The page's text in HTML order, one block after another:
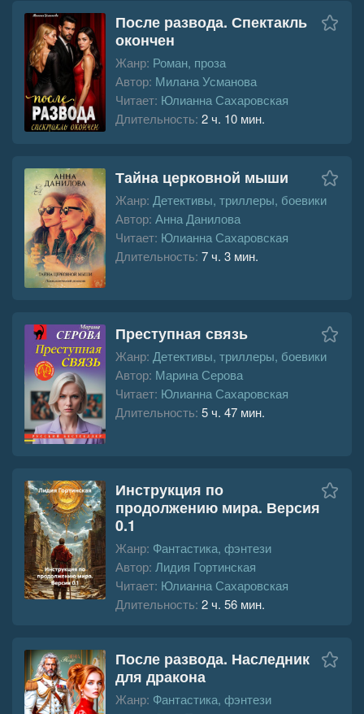
После развода. Спектакль
окончен
Жанр: Роман, проза
Автор: Милана Усманова
Читает: Юлианна Сахаровская
Длительность: 2 ч. 10 мин.
Тайна церковной мыши
Жанр: Детективы, триллеры, боевики
Автор: Анна Данилова
Читает: Юлианна Сахаровская
Длительность: 7 ч. 3 мин.
Преступная связь
Жанр: Детективы, триллеры, боевики
Автор: Марина Серова
Читает: Юлианна Сахаровская
Длительность: 5 ч. 47 мин.
Инструкция по
продолжению мира. Версия
0.1
Жанр: Фантастика, фэнтези
Автор: Лидия Гортинская
Читает: Юлианна Сахаровская
Длительность: 2 ч. 56 мин.
После развода. Наследник
для дракона
Жанр: Фантастика, фэнтези